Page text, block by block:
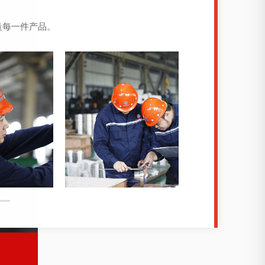
一件产品。